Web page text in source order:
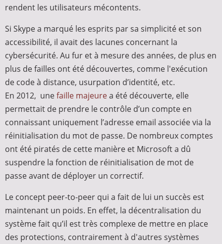
rendent les utilisateurs mécontents.
Si Skype a marqué les esprits par sa simplicité et son
accessibilité, il avait des lacunes concernant la
cybersécurité. Au fur et à mesure des années, de plus en
plus de failles ont été découvertes, comme l'exécution
de code à distance, usurpation d’identité, etc.
En 2012, unefaille majeurea été découverte, elle
permettait de prendre le contrôle d’un compte en
connaissant uniquement l’adresse email associée via la
réinitialisation du mot de passe. De nombreux comptes
ont été piratés de cette manière et Microsoft a dû
suspendre la fonction de réinitialisation de mot de
passe avant de déployer un correctif.
Le concept peer-to-peer qui a fait de lui un succès est
maintenant un poids. En effet, la décentralisation du
système fait qu’il est très complexe de mettre en place
des protections, contrairement à d'autres systèmes